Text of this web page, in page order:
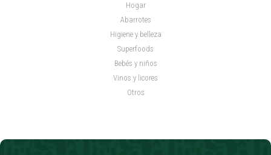
Hogar
Abarrotes
Higiene y belleza
Superfoods
Bebés y niños
Vinos y licores
Otros